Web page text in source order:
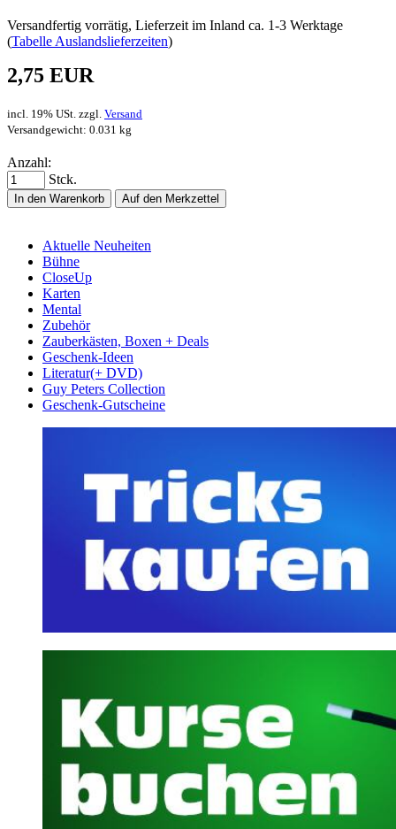
Versandfertig vorrätig, Lieferzeit im Inland ca. 1-3 Werktage
(Tabelle Auslandslieferzeiten)
2,75 EUR
incl. 19% USt. zzgl. Versand
Versandgewicht: 0.031 kg
Anzahl:
Stck.
In den Warenkorb Auf den Merkzettel
Aktuelle Neuheiten
Bühne
CloseUp
Karten
Mental
Zubehör
Zauberkästen, Boxen + Deals
Geschenk-Ideen
Literatur(+ DVD)
Guy Peters Collection
Geschenk-Gutscheine